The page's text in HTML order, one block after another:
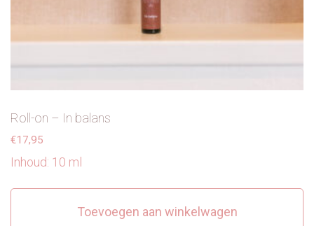
Roll-on – In balans
€17,95
Inhoud: 10 ml
Toevoegen aan winkelwagen